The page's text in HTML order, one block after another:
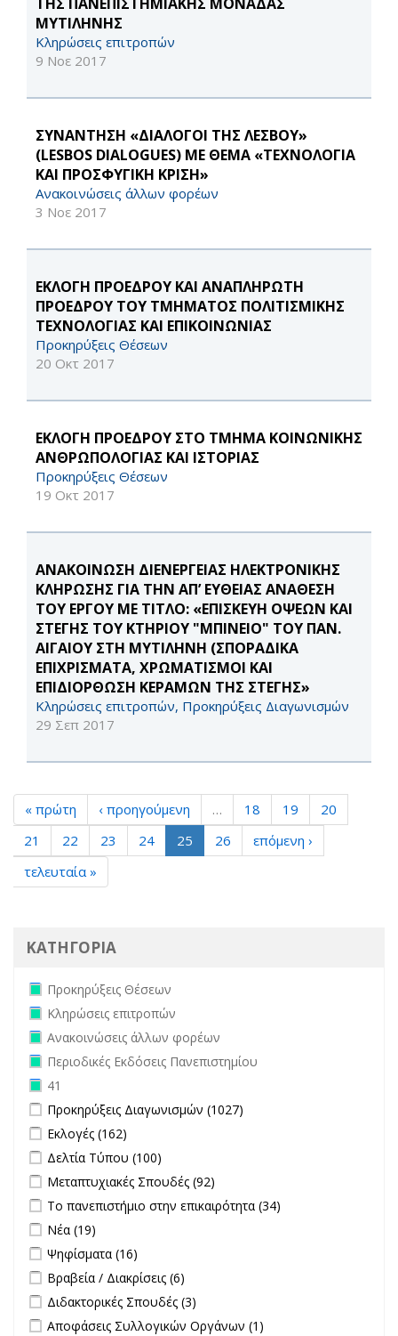
ΜΥΤΙΛΗΝΗΣ
Κληρώσεις επιτροπών
9 Νοε 2017
ΣΥΝΑΝΤΗΣΗ «ΔΙΑΛΟΓΟΙ ΤΗΣ ΛΕΣΒΟΥ»
(LESBOS DIALOGUES) ΜΕ ΘΕΜΑ «ΤΕΧΝΟΛΟΓΙΑ
ΚΑΙ ΠΡΟΣΦΥΓΙΚΗ ΚΡΙΣΗ»
Ανακοινώσεις άλλων φορέων
3 Νοε 2017
ΕΚΛΟΓΗ ΠΡΟΕΔΡΟΥ ΚΑΙ ΑΝΑΠΛΗΡΩΤΗ
ΠΡΟΕΔΡΟΥ ΤΟΥ ΤΜΗΜΑΤΟΣ ΠΟΛΙΤΙΣΜΙΚΗΣ
ΤΕΧΝΟΛΟΓΙΑΣ ΚΑΙ ΕΠΙΚΟΙΝΩΝΙΑΣ
Προκηρύξεις Θέσεων
20 Οκτ 2017
ΕΚΛΟΓΗ ΠΡΟΕΔΡΟΥ ΣΤΟ ΤΜΗΜΑ ΚΟΙΝΩΝΙΚΗΣ
ΑΝΘΡΩΠΟΛΟΓΙΑΣ ΚΑΙ ΙΣΤΟΡΙΑΣ
Προκηρύξεις Θέσεων
19 Οκτ 2017
ΑΝΑΚΟΙΝΩΣΗ ΔΙΕΝΕΡΓΕΙΑΣ ΗΛΕΚΤΡΟΝΙΚΗΣ
ΚΛΗΡΩΣΗΣ ΓΙΑ ΤΗΝ ΑΠ’ ΕΥΘΕΙΑΣ ΑΝΑΘΕΣΗ
ΤΟΥ ΕΡΓΟΥ ΜΕ ΤΙΤΛΟ: «ΕΠΙΣΚΕΥΗ ΟΨΕΩΝ ΚΑΙ
ΣΤΕΓΗΣ ΤΟΥ ΚΤΗΡΙΟΥ "ΜΠΙΝΕΙΟ" ΤΟΥ ΠΑΝ.
ΑΙΓΑΙΟΥ ΣΤΗ ΜΥΤΙΛΗΝΗ (ΣΠΟΡΑΔΙΚΑ
ΕΠΙΧΡΙΣΜΑΤΑ, ΧΡΩΜΑΤΙΣΜΟΙ ΚΑΙ
ΕΠΙΔΙΟΡΘΩΣΗ ΚΕΡΑΜΩΝ ΤΗΣ ΣΤΕΓΗΣ»
Κληρώσεις επιτροπών, Προκηρύξεις Διαγωνισμών
29 Σεπ 2017
« πρώτη ‹ προηγούμενη … 18 19
20
21
22 23 24 25 26
επόμενη ›
τελευταία »
ΚΑΤΗΓΟΡΙΑ
Remove Προκηρύξεις Θέσεων filter
Προκηρύξεις Θέσεων
Remove Κληρώσεις επιτροπών filter
Κληρώσεις επιτροπών
Remove Ανακοινώσεις άλλων φορέων filter
Ανακοινώσεις άλλων φορέων
Remove Περιοδικές Εκδόσεις Πανεπιστημίου filter
Περιοδικές Εκδόσεις Πανεπιστημίου
Remove 41 filter
41
Apply Προκηρύξεις Διαγωνισμών filter
Προκηρύξεις Διαγωνισμών (1027)
Apply Εκλογές filter
Εκλογές (162)
Apply Δελτία Τύπου filter
Δελτία Τύπου (100)
Apply Μεταπτυχιακές Σπουδές filter
Μεταπτυχιακές Σπουδές (92)
Apply Το πανεπιστήμιο στην επικαιρότητα filter
Το πανεπιστήμιο στην επικαιρότητα (34)
Apply Νέα filter
Νέα (19)
Apply Ψηφίσματα filter
Ψηφίσματα (16)
Apply Βραβεία / Διακρίσεις filter
Βραβεία / Διακρίσεις (6)
Apply Διδακτορικές Σπουδές filter
Διδακτορικές Σπουδές (3)
Apply Αποφάσεις Συλλογικών Οργάνων filter
Αποφάσεις Συλλογικών Οργάνων (1)